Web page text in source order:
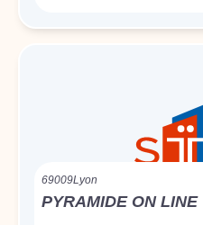
69009Lyon
PYRAMIDE ON LINE